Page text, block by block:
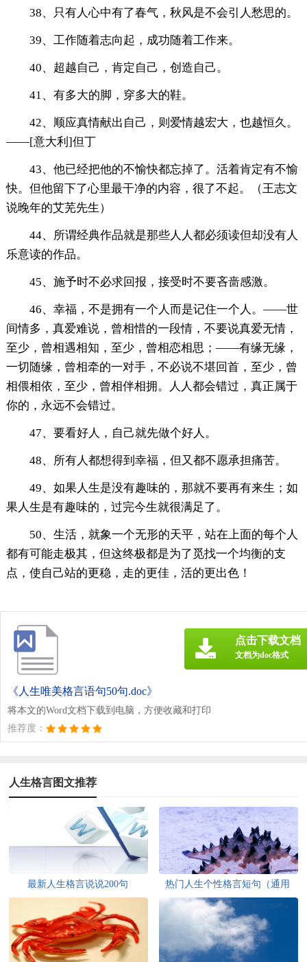
38、只有人心中有了春气，秋风是不会引人愁思的。
39、工作随着志向起，成功随着工作来。
40、超越自己，肯定自己，创造自己。
41、有多大的脚，穿多大的鞋。
42、顺应真情献出自己，则爱情越宏大，也越恒久。
——[意大利]但丁
43、他已经把他的不愉快都忘掉了。活着肯定有不愉
快。但他留下了心里最干净的内容，很了不起。（王志文
说晚年的艾芜先生）
44、所谓经典作品就是那些人人都必须读但却没有人
乐意读的作品。
45、施予时不必求回报，接受时不要吝啬感激。
46、幸福，不是拥有一个人而是记住一个人。——世
间情多，真爱难说，曾相惜的一段情，不要说真爱无情，
至少，曾相遇相知，至少，曾相恋相思；——有缘无缘，
一切随缘，曾相牵的一对手，不必说不堪回首，至少，曾
相偎相依，至少，曾相伴相拥。人人都会错过，真正属于
你的，永远不会错过。
47、要看好人，自己就先做个好人。
48、所有人都想得到幸福，但又都不愿承担痛苦。
49、如果人生是没有趣味的，那就不要再有来生；如
果人生是有趣味的，过完今生就很满足了。
50、生活，就象一个无形的天平，站在上面的每个人
都有可能走极其，但这终极都是为了觅找一个均衡的支
点，使自己站的更稳，走的更佳，活的更出色！
《人生唯美格言语句50句.doc》
将本文的Word文档下载到电脑，方便收藏和打印
推荐度：
点击下载文档
文档为doc格式
人生格言图文推荐
最新人生格言说说200句
热门人生个性格言短句（通用
200句）